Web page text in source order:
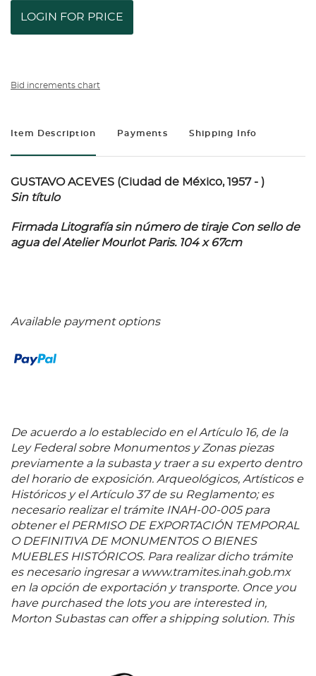
LOGIN FOR PRICE
Bid increments chart
Item Description Payments Shipping Info
GUSTAVO ACEVES (Ciudad de México, 1957 - )
Sin título
Firmada Litografía sin número de tiraje Con sello de
agua del Atelier Mourlot Paris. 104 x 67cm
Available payment options
De acuerdo a lo establecido en el Artículo 16, de la
Ley Federal sobre Monumentos y Zonas piezas
previamente a la subasta y traer a su experto dentro
del horario de exposición. Arqueológicos, Artísticos e
Históricos y el Artículo 37 de su Reglamento; es
necesario realizar el trámite INAH-00-005 para
obtener el PERMISO DE EXPORTACIÓN TEMPORAL
O DEFINITIVA DE MONUMENTOS O BIENES
MUEBLES HISTÓRICOS. Para realizar dicho trámite
es necesario ingresar a www.tramites.inah.gob.mx
en la opción de exportación y transporte. Once you
have purchased the lots you are interested in,
Morton Subastas can offer a shipping solution. This